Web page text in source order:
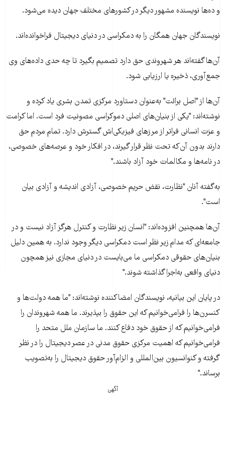
و ده‌ها نويسنده مشهور ديگر در کشورهای مختلف جهان ديده می‌شود.
نويسندگان جهان همگان را به دمکراسی در دنيای ديجيتال فراخوانده‌اند.
آن‌ها گفته‌اند هر شهروندی حق دارد تصميم بگيرد تا چه حدی داده‌های وی
جمع‌آوری، ذخيره يا ارزيابی شود.
آن‌ها از "اصل برائت" به‌عنوان دستاورد مرکزی تمدن بشری ياد کرده و
نوشته‌اند: "یکی از بنيان‌های اصلی دموکراسی مصونیت فرد است. اما کرامت
و عزت انسانی فراتر از مرزهای فیزیکی‌اش گسترش دارد. تمام مردم حق
دارند بدون آن‌که تحت نظر قرار گيرند، در افکار خود و عرصه‌های خصوصی،
در نامه‌ها و مکالمات خود آزاد باشند."
به‌گفته آنان "نظارت، نقض حريم خصوصی، آزادی انديشه و آزادی بيان
است".
آن‌ها همچنين افزوده‌اند: "انسان زير نظارت و کنترل هرگز آزاد نيست و در
جامعه‌ای که مدام زير نظر است دمکراسی ديگر وجود ندارد. به همين دليل
بنيان‌های حقوقی دمکراسی ما می‌بايست در دنيای مجازی نيز همچون
دنيای واقعی به‌اجرا گذاشته شوند."
در پايان اين بيانيه، نويسندگان امضاکننده نوشته‌اند: "ما همه دولت‌ها و
کنسرن‌ها را فرامی‌خوانيم که اين حقوق را بپذيرند. ما همه شهروندان را
فرامی‌خوانيم که از حقوق خود دفاع کنند. ما سازمان ملل متحد را
فرامی‌خوانيم که اهمیت مرکزی حقوق مدنی در عصر دیجیتال را در نظر
گرفته و کنوانسيون بين‌المللی و الزام‌آور حقوق دیجیتال را به‌تصويب
برساند."
آگهی